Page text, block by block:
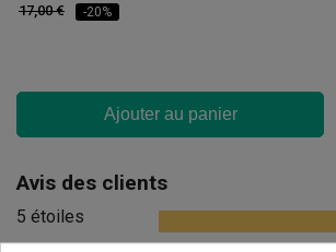
17,00 € -20%
Ajouter au panier
Avis des clients
5 étoiles